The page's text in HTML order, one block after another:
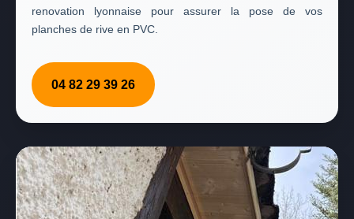
renovation lyonnaise pour assurer la pose de vos
planches de rive en PVC.
04 82 29 39 26